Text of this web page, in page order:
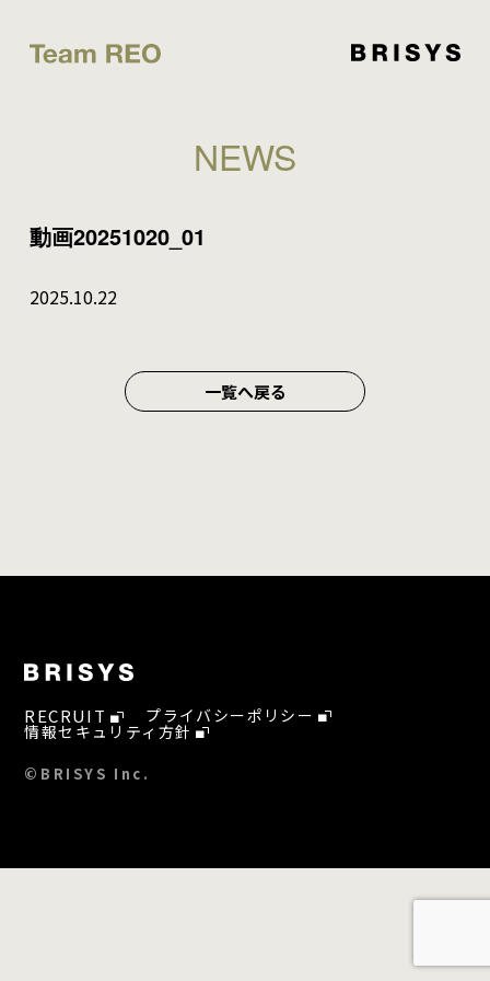
NEWS
動画20251020_01
2025.10.22
一覧へ戻る
RECRUIT プライバシーポリシー
情報セキュリティ方針
©BRISYS Inc.